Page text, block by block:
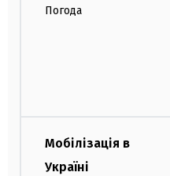
Погода
Мобілізація в
Україні